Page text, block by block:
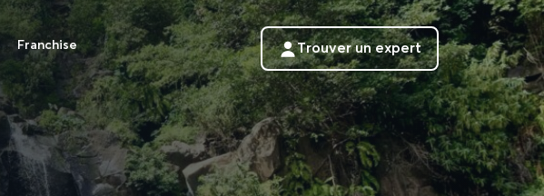
Franchise Trouver un expert